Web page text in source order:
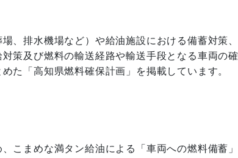
、排水機場など）や給油施設における備蓄対策、
策及び燃料の輸送経路や輸送手段となる車両の確
た「高知県燃料確保計画」を掲載しています。
こまめな満タン給油による「車両への燃料備蓄」